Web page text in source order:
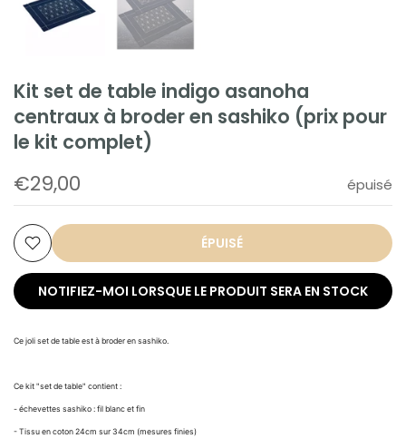
Kit set de table indigo asanoha
centraux à broder en sashiko (prix pour
le kit complet)
€29,00 épuisé
ÉPUISÉ
NOTIFIEZ-MOI LORSQUE LE PRODUIT SERA EN STOCK
Ce joli set de table est à broder en sashiko.
Ce kit "set de table" contient :
- échevettes sashiko : fil blanc et fin
- Tissu en coton 24cm sur 34cm (mesures finies)